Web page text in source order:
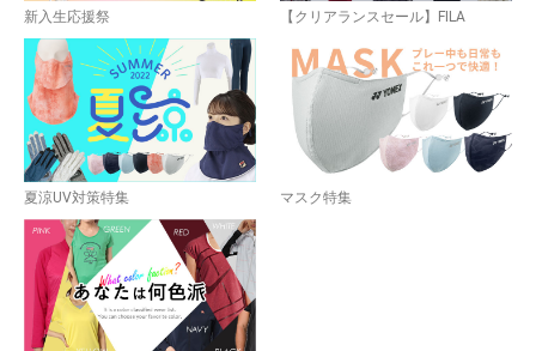
新入生応援祭 【クリアランスセール】FILA
夏涼UV対策特集 マスク特集